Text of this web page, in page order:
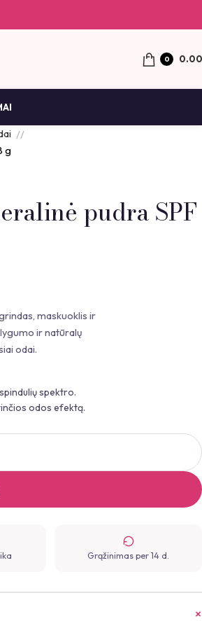
0 0.00
g
pudra SPF
maskuoklis ir
ir natūralų
odai.
spektro.
odos efektą.
Grąžinimas per 14 d.